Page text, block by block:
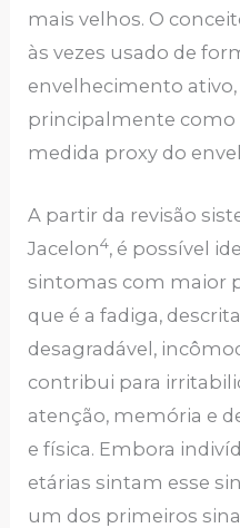
mais velhos. O
às vezes usado de
envelhecimento
principalmente como
medida proxy do
A partir da revisão
Jacelon4, é possível
sintomas com maior
que é a fadiga,
desagradável,
contribui para
atenção, memória e
e física. Embora
etárias sintam esse
um dos primeiros